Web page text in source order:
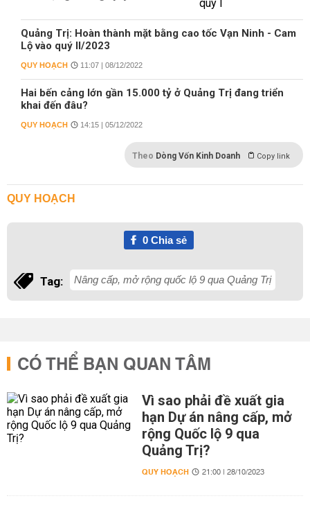
Quảng Trị: Hoàn thành mặt bằng cao tốc Vạn Ninh - Cam
Lộ vào quý II/2023
QUY HOẠCH 11:07 | 08/12/2022
Hai bến cảng lớn gần 15.000 tỷ ở Quảng Trị đang triển
khai đến đâu?
QUY HOẠCH 14:15 | 05/12/2022
Theo Dòng Vốn Kinh Doanh Copy link
QUY HOẠCH
0Chia sẻ
Tag: Nâng cấp, mở rộng quốc lộ 9 qua Quảng Trị
CÓ THỂ BẠN QUAN TÂM
Vì sao phải đề xuất gia
hạn Dự án nâng cấp, mở
rộng Quốc lộ 9 qua
Quảng Trị?
QUY HOẠCH 21:00 | 28/10/2023